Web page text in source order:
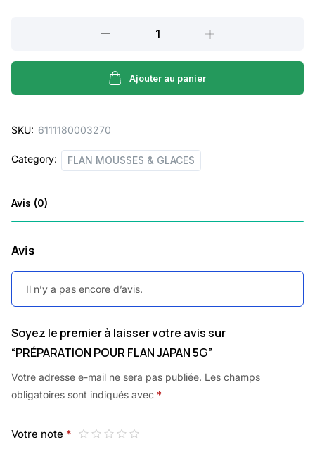
FLAN
5G
Ajouter au panier
SKU: 6111180003270
Category: FLAN MOUSSES & GLACES
Avis (0)
Avis
Il n’y a pas encore d’avis.
Soyez le premier à laisser votre avis sur
“PRÉPARATION POUR FLAN JAPAN 5G”
Votre adresse e-mail ne sera pas publiée. Les champs
obligatoires sont indiqués avec *
Votre note *